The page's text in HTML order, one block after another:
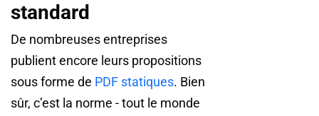
standard
De nombreuses entreprises
publient encore leurs propositions
sous forme de PDF statiques. Bien
sûr, c’est la norme - tout le monde